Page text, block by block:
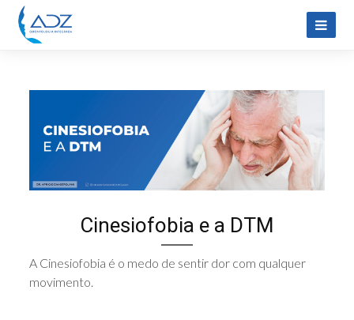
Cinesiofobia e a DTM
A Cinesiofobia é o medo de sentir dor com qualquer
movimento.